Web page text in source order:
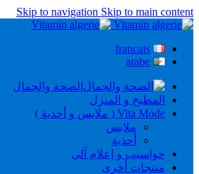
Skip to navigation Skip to main content
francais
arabe
الصحة والجمال
المطبخ و المنزل
Vita Mode ( ملابس و أحذية )
ملابس
أحذية
حواسيب و إعلام آلي
منتجات أخرى